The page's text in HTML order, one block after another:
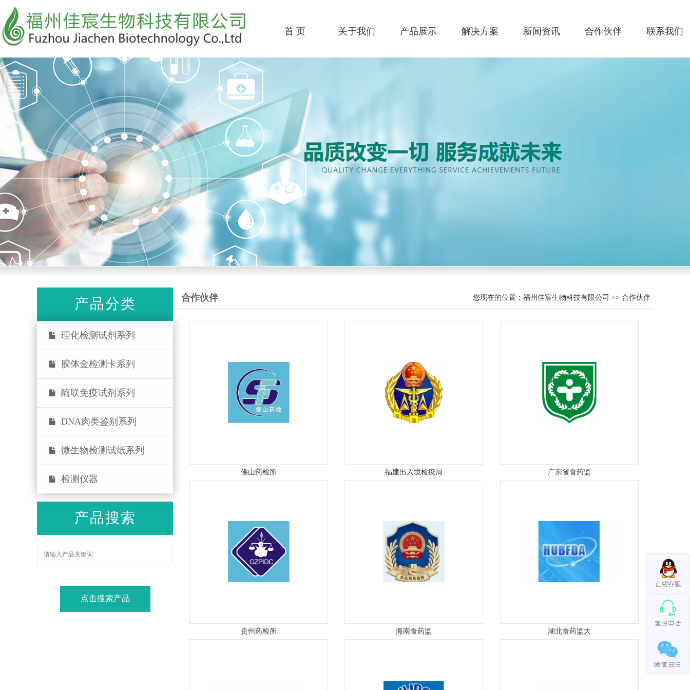
首 页 关于我们 产品展示 解决方案 新闻资讯 合作伙伴 联系我们
产品分类
理化检测试剂系列
胶体金检测卡系列
酶联免疫试剂系列
DNA肉类鉴别系列
微生物检测试纸系列
检测仪器
产品搜索
合作伙伴 您现在的位置：福州佳宸生物科技有限公司 >> 合作伙伴
佛山药检所 福建出入境检疫局 广东省食药监
贵州药检所 海南食药监 湖北食药监大